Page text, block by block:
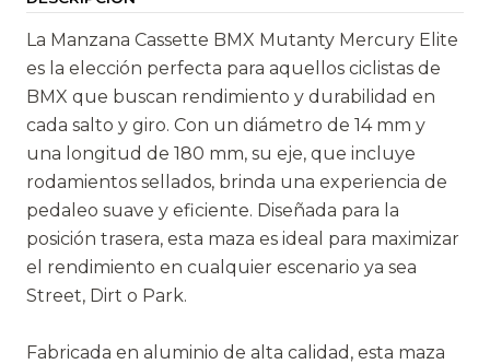
La Manzana Cassette BMX Mutanty Mercury Elite
es la elección perfecta para aquellos ciclistas de
BMX que buscan rendimiento y durabilidad en
cada salto y giro. Con un diámetro de 14 mm y
una longitud de 180 mm, su eje, que incluye
rodamientos sellados, brinda una experiencia de
pedaleo suave y eficiente. Diseñada para la
posición trasera, esta maza es ideal para maximizar
el rendimiento en cualquier escenario ya sea
Street, Dirt o Park.
Fabricada en aluminio de alta calidad, esta maza